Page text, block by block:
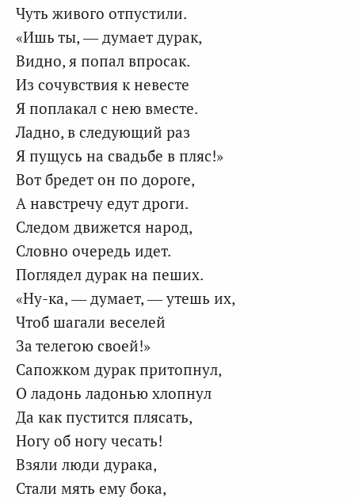
Чуть живого отпустили.
«Ишь ты, — думает дурак,
Видно, я попал впросак.
Из сочувствия к невесте
Я поплакал с нею вместе.
Ладно, в следующий раз
Я пущусь на свадьбе в пляс!»
Вот бредет он по дороге,
А навстречу едут дроги.
Следом движется народ,
Словно очередь идет.
Поглядел дурак на пеших.
«Ну-ка, — думает, — утешь их,
Чтоб шагали веселей
За телегою своей!»
Сапожком дурак притопнул,
О ладонь ладонью хлопнул
Да как пустится плясать,
Ногу об ногу чесать!
Взяли люди дурака,
Стали мять ему бока,